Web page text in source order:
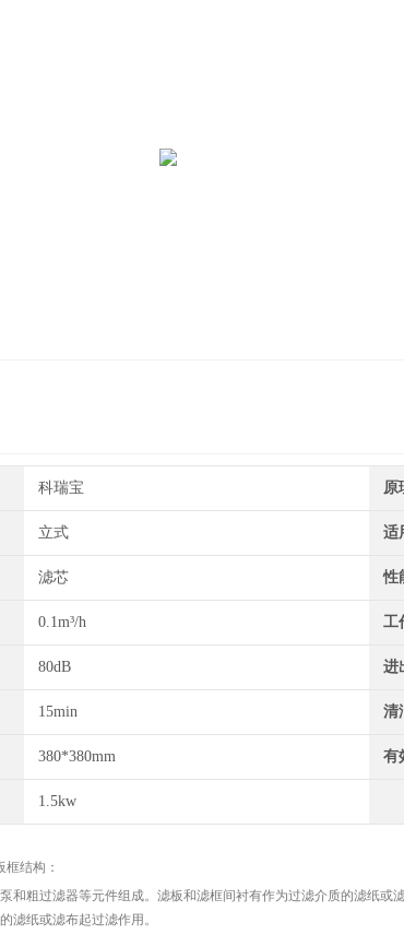
科瑞宝 原
立式 适
滤芯 性
0.1m³/h 工
80dB 进
15min 清
380*380mm 有
1.5kw
框结构：
和粗过滤器等元件组成。滤板和滤框间衬有作为过滤介质的滤纸
滤纸或滤布起过滤作用。